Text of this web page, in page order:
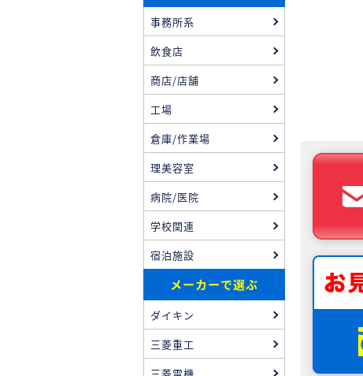
事務所系
飲食店
商店/店舗
工場
倉庫/作業場
理美容室
病院/医院
学校関連
宿泊施設
メーカーで選ぶ
ダイキン
三菱重工